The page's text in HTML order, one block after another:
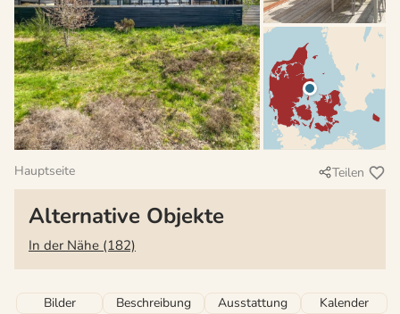
Hauptseite Teilen
Alternative Objekte
In der Nähe (182)
Bilder Beschreibung Ausstattung Kalender